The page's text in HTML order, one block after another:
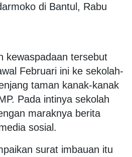
di Bantul, Rabu
kewaspadaan tersebut
Februari ini ke sekolah-
taman kanak-kanak
Pada intinya sekolah
maraknya berita
sosial.
surat imbauan itu